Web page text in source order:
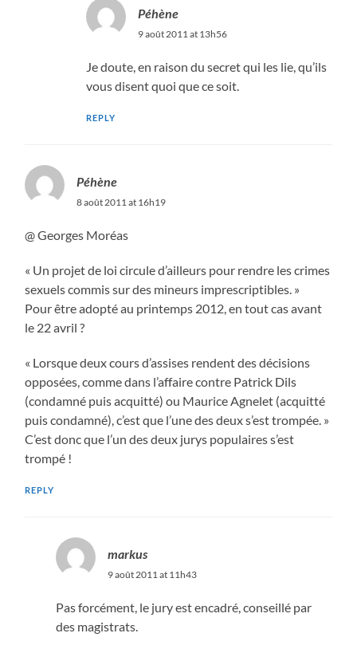
Péhène
9 août 2011 at 13h56
Je doute, en raison du secret qui les lie, qu’ils
vous disent quoi que ce soit.
REPLY
Péhène
8 août 2011 at 16h19
@ Georges Moréas
« Un projet de loi circule d’ailleurs pour rendre les crimes
sexuels commis sur des mineurs imprescriptibles. »
Pour être adopté au printemps 2012, en tout cas avant
le 22 avril ?
« Lorsque deux cours d’assises rendent des décisions
opposées, comme dans l’affaire contre Patrick Dils
(condamné puis acquitté) ou Maurice Agnelet (acquitté
puis condamné), c’est que l’une des deux s’est trompée. »
C’est donc que l’un des deux jurys populaires s’est
trompé !
REPLY
markus
9 août 2011 at 11h43
Pas forcément, le jury est encadré, conseillé par
des magistrats.